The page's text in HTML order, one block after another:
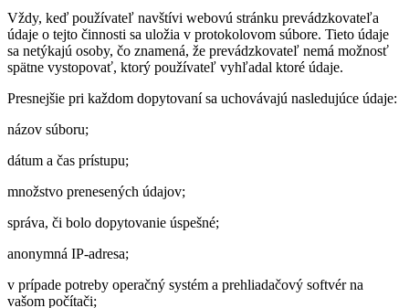
Vždy, keď používateľ navštívi webovú stránku prevádzkovateľa
údaje o tejto činnosti sa uložia v protokolovom súbore. Tieto údaje
sa netýkajú osoby, čo znamená, že prevádzkovateľ nemá možnosť
spätne vystopovať, ktorý používateľ vyhľadal ktoré údaje.
Presnejšie pri každom dopytovaní sa uchovávajú nasledujúce údaje:
názov súboru;
dátum a čas prístupu;
množstvo prenesených údajov;
správa, či bolo dopytovanie úspešné;
anonymná IP-adresa;
v prípade potreby operačný systém a prehliadačový softvér na
vašom počítači;